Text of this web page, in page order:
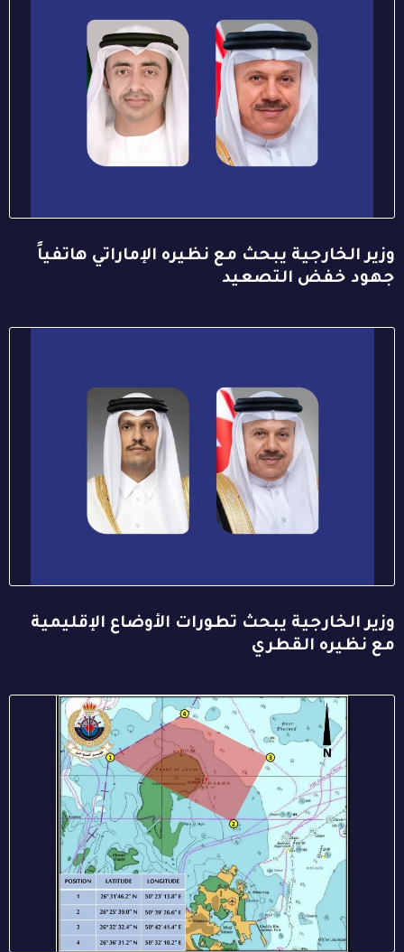
وزير الخارجية يبحث مع نظيره الإماراتي هاتفياً
جهود خفض التصعيد
وزير الخارجية يبحث تطورات الأوضاع الإقليمية
مع نظيره القطري